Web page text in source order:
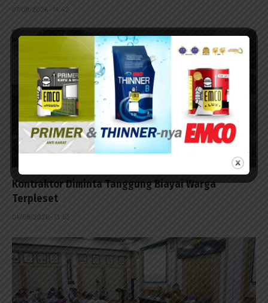
07/08/2026 - 14:42
Kontraktor Diminta Tanggung Biayai Warga
Terpleset
04/08/2026 - 13:53